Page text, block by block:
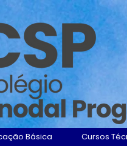
Básica Cursos